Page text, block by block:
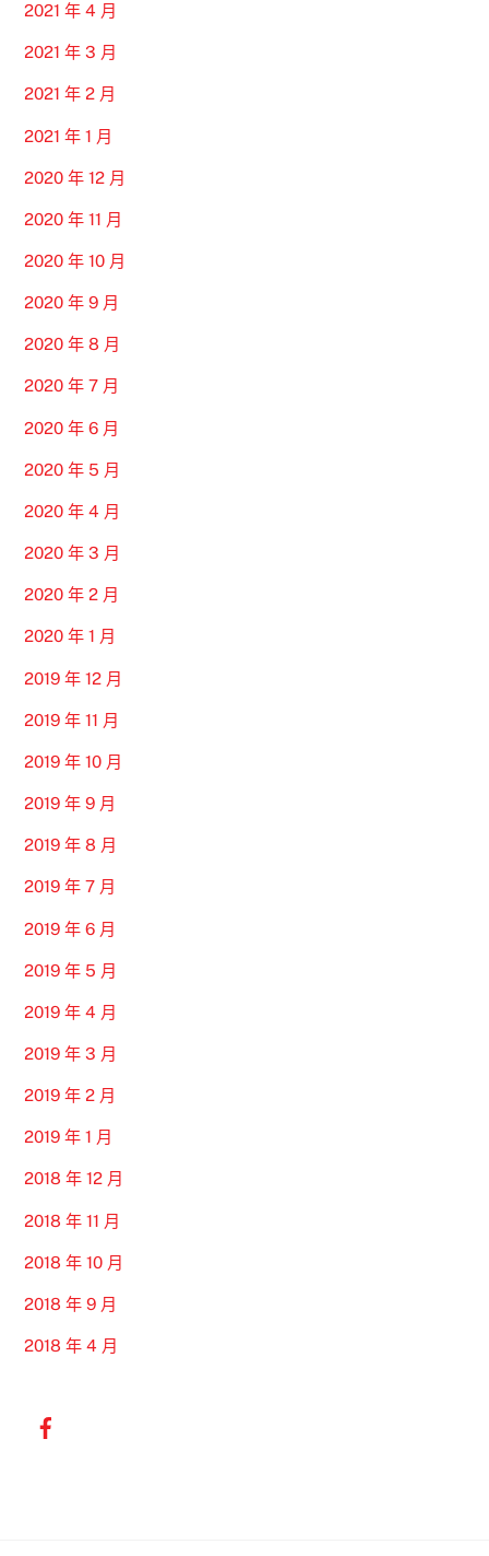
2021 年 4 月
2021 年 3 月
2021 年 2 月
2021 年 1 月
2020 年 12 月
2020 年 11 月
2020 年 10 月
2020 年 9 月
2020 年 8 月
2020 年 7 月
2020 年 6 月
2020 年 5 月
2020 年 4 月
2020 年 3 月
2020 年 2 月
2020 年 1 月
2019 年 12 月
2019 年 11 月
2019 年 10 月
2019 年 9 月
2019 年 8 月
2019 年 7 月
2019 年 6 月
2019 年 5 月
2019 年 4 月
2019 年 3 月
2019 年 2 月
2019 年 1 月
2018 年 12 月
2018 年 11 月
2018 年 10 月
2018 年 9 月
2018 年 4 月